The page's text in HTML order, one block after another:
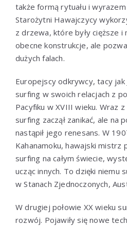
także formą rytuału i
Starożytni Hawajczycy
z drzewa, które były cięższe i
obecne konstrukcje, ale
dużych falach.
Europejscy odkrywcy, tacy jak
surfing w swoich relacjach z
Pacyfiku w XVIII wieku. Wraz
surfing zaczął zanikać, ale na
nastąpił jego renesans. W
Kahanamoku, hawajski mistrz
surfing na całym świecie,
ucząc innych. To dzięki niemu
w Stanach Zjednoczonych,
W drugiej połowie XX wieku
rozwój. Pojawiły się nowe